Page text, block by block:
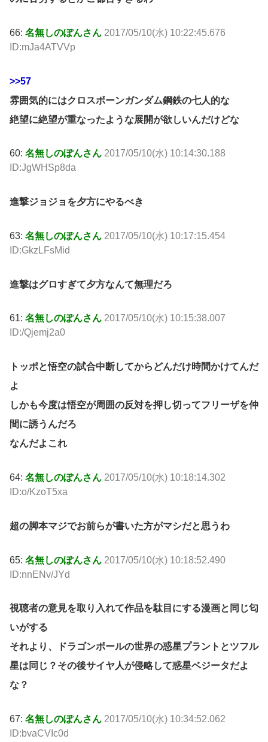
66: 名無しのぽんさん 2017/05/10(水) 10:22:45.676
ID:mJa4ATVVp
>>57
雰囲気的にはクロスボーンガンダム鋼鉄の七人的な
絶望に絶望が重なったような展開が欲しいんだけどな
60: 名無しのぽんさん 2017/05/10(水) 10:14:30.188
ID:JgWHSp8da
進撃ジョジョを夕方にやるべき
63: 名無しのぽんさん 2017/05/10(水) 10:17:15.454
ID:GkzLFsMid
進撃はグロすぎて夕方なんて無理だろ
61: 名無しのぽんさん 2017/05/10(水) 10:15:38.007
ID:/Qjemj2a0
トッポと悟空の試合中断してからどんだけ時間かけてんだ
よ
しかも今度は悟空が周囲の反対を押し切ってフリーザを仲
間に誘うんだろ
なんだよこれ
64: 名無しのぽんさん 2017/05/10(水) 10:18:14.302
ID:o/KzoT5xa
超の脚本マジでお前らが書いた方がマシだと思うわ
65: 名無しのぽんさん 2017/05/10(水) 10:18:52.490
ID:nnENv/JYd
視聴者の意見を取り入れて作品を駄目にする漫画と同じ匂
いがする
それより、ドラゴンボールの世界の惑星プラントとツフル
星は同じ？その後サイヤ人が侵略して惑星ベジータだよ
な？
67: 名無しのぽんさん 2017/05/10(水) 10:34:52.062
ID:bvaCVIc0d